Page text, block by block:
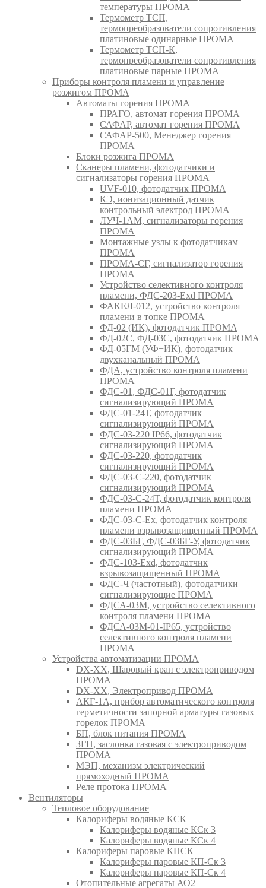
температуры ПРОМА
Термометр ТСП,
термопреобразователи сопротивления
платиновые одинарные ПРОМА
Термометр ТСП-К,
термопреобразователи сопротивления
платиновые парные ПРОМА
Приборы контроля пламени и управление
розжигом ПРОМА
Автоматы горения ПРОМА
ПРАГО, автомат горения ПРОМА
САФАР, автомат горения ПРОМА
САФАР-500, Менеджер горения
ПРОМА
Блоки розжига ПРОМА
Сканеры пламени, фотодатчики и
сигнализаторы горения ПРОМА
UVF-010, фотодатчик ПРОМА
КЭ, ионизационный датчик
контрольный электрод ПРОМА
ЛУЧ-1АМ, сигнализаторы горения
ПРОМА
Монтажные узлы к фотодатчикам
ПРОМА
ПРОМА-СГ, сигнализатор горения
ПРОМА
Устройство селективного контроля
пламени, ФДС-203-Exd ПРОМА
ФАКЕЛ-012, устройство контроля
пламени в топке ПРОМА
ФД-02 (ИК), фотодатчик ПРОМА
ФД-02С, ФД-03С, фотодатчик ПРОМА
ФД-05ГМ (УФ+ИК), фотодатчик
двухканальный ПРОМА
ФДА, устройство контроля пламени
ПРОМА
ФДС-01, ФДС-01Г, фотодатчик
сигнализирующий ПРОМА
ФДС-01-24Т, фотодатчик
сигнализирующий ПРОМА
ФДС-03-220 IP66, фотодатчик
сигнализирующий ПРОМА
ФДС-03-220, фотодатчик
сигнализирующий ПРОМА
ФДС-03-С-220, фотодатчик
сигнализирующий ПРОМА
ФДС-03-С-24Т, фотодатчик контроля
пламени ПРОМА
ФДС-03-С-Ex, фотодатчик контроля
пламени взрывозащищенный ПРОМА
ФДС-03БГ, ФДС-03БГ-У, фотодатчик
сигнализирующий ПРОМА
ФДС-103-Ехd, фотодатчик
взрывозащищенный ПРОМА
ФДС-Ч (частотный), фотодатчики
сигнализирующие ПРОМА
ФДСА-03М, устройство селективного
контроля пламени ПРОМА
ФДСА-03М-01-IP65, устройство
селективного контроля пламени
ПРОМА
Устройства автоматизации ПРОМА
DX-XX, Шаровый кран c электроприводом
ПРОМА
DX-XX, Электропривод ПРОМА
АКГ-1А, прибор автоматического контроля
герметичности запорной арматуры газовых
горелок ПРОМА
БП, блок питания ПРОМА
ЗГП, заслонка газовая с электроприводом
ПРОМА
МЭП, механизм электрический
прямоходный ПРОМА
Реле протока ПРОМА
Вентиляторы
Тепловое оборудование
Калориферы водяные КСК
Калориферы водяные КСк 3
Калориферы водяные КСк 4
Калориферы паровые КПСК
Калориферы паровые КП-Ск 3
Калориферы паровые КП-Ск 4
Отопительные агрегаты АО2